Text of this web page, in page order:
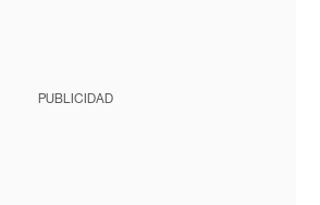
PUBLICIDAD